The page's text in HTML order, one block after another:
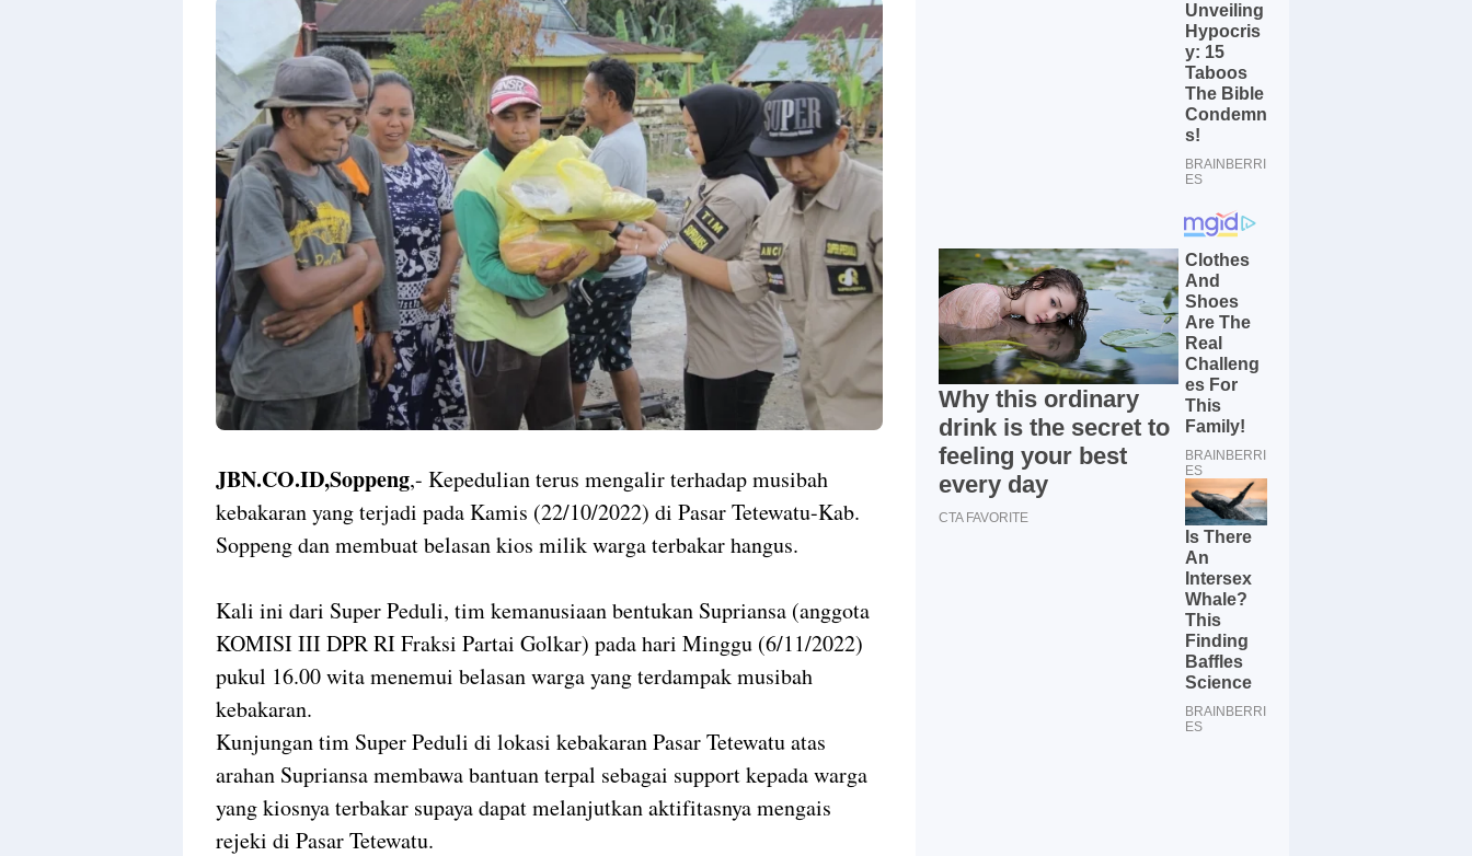
JBN.CO.ID,Soppeng,- Kepedulian terus mengalir terhadap musibah
kebakaran yang terjadi pada Kamis (22/10/2022) di Pasar Tetewatu-Kab.
Soppeng dan membuat belasan kios milik warga terbakar hangus.
Kali ini dari Super Peduli, tim kemanusiaan bentukan Supriansa (anggota
KOMISI III DPR RI Fraksi Partai Golkar) pada hari Minggu (6/11/2022)
pukul 16.00 wita menemui belasan warga yang terdampak musibah
kebakaran.
Kunjungan tim Super Peduli di lokasi kebakaran Pasar Tetewatu atas
arahan Supriansa membawa bantuan terpal sebagai support kepada warga
yang kiosnya terbakar supaya dapat melanjutkan aktifitasnya mengais
rejeki di Pasar Tetewatu.